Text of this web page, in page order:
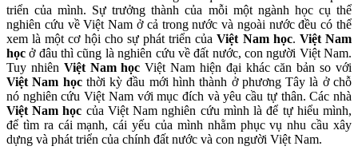
triển của mình. Sự trưởng thành của mỗi một ngành học cụ thể
nghiên cứu về Việt Nam ở cả trong nước và ngoài nước đều có thể
xem là một cơ hội cho sự phát triển củaViệt Nam học. Việt Nam
học ở đâu thì cũng là nghiên cứu về đất nước, con người Việt Nam.
Tuy nhiên Việt Nam học Việt Nam hiện đại khác căn bản so với
Việt Nam họcthời kỳ đầu mới hình thành ở phương Tây là ở chỗ
nó nghiên cứu Việt Nam với mục đích và yêu cầu tự thân. Các nhà
Việt Nam học của Việt Nam nghiên cứu mình là để tự hiểu mình,
để tìm ra cái mạnh, cái yếu của mình nhằm phục vụ nhu cầu xây
dựng và phát triển của chính đất nước và con người Việt Nam.